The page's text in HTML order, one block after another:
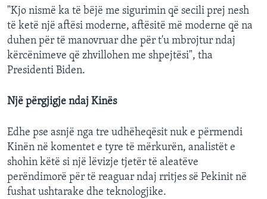
"Kjo nismë ka të bëjë me sigurimin që secili prej nesh
të ketë një aftësi moderne, aftësitë më moderne që na
duhen për të manovruar dhe për t'u mbrojtur ndaj
kërcënimeve që zhvillohen me shpejtësi", tha
Presidenti Biden.
Një përgjigje ndaj Kinës
Edhe pse asnjë nga tre udhëheqësit nuk e përmendi
Kinën në komentet e tyre të mërkurën, analistët e
shohin këtë si një lëvizje tjetër të aleatëve
perëndimorë për të reaguar ndaj rritjes së Pekinit në
fushat ushtarake dhe teknologjike.